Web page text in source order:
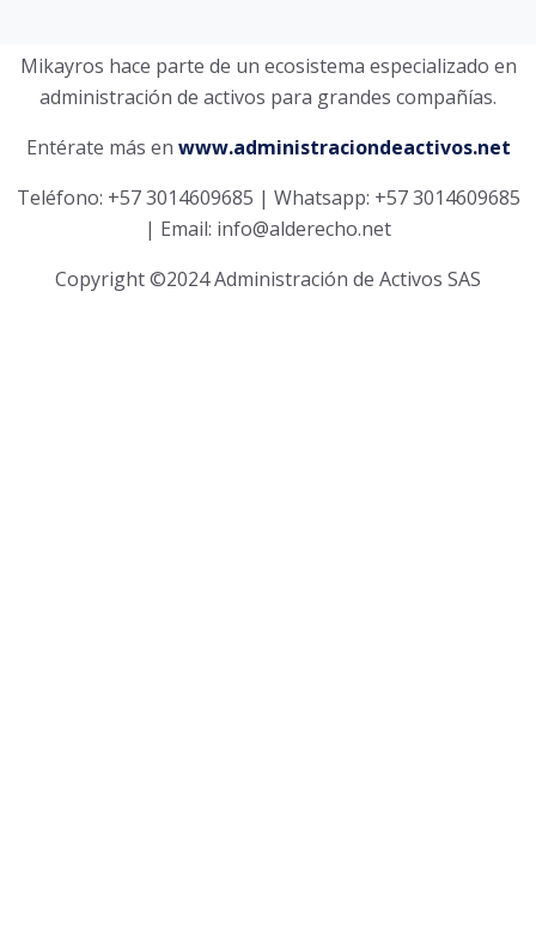
Mikayros hace parte de un ecosistema especializado en
administración de activos para grandes compañías.
Entérate más en www.administraciondeactivos.net
Teléfono: +57 3014609685 | Whatsapp: +57 3014609685
| Email: info@alderecho.net
Copyright ©2024 Administración de Activos SAS